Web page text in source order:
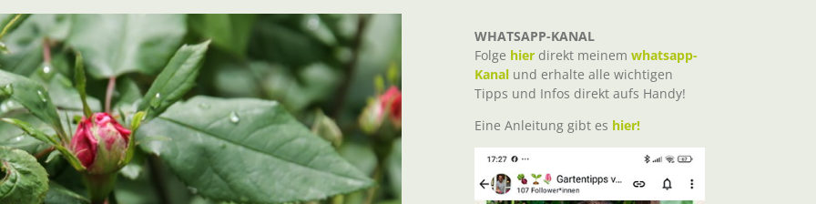
WHATSAPP-KANAL
Folge hier direkt meinem whatsapp-
Kanal und erhalte alle wichtigen
Tipps und Infos direkt aufs Handy!
Eine Anleitung gibt es hier!